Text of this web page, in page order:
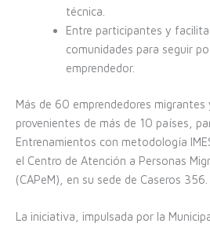
técnica.
Entre participantes y
comunidades para seguir
emprendedor.
Más de 60 emprendedores migrantes
provenientes de más de 10 países,
Entrenamientos con metodología
el Centro de Atención a Personas
(CAPeM), en su sede de Caseros 356.
La iniciativa, impulsada por la